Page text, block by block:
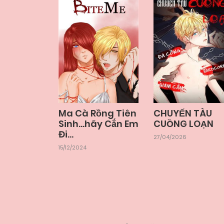
Chapter 2 07/06/2025
Ma Cà Rồng Tiên
Sinh…hãy Cắn Em
Đi…
15/12/2024
CHUYẾN TÀU
CUỒNG LOẠN
27/04/2026